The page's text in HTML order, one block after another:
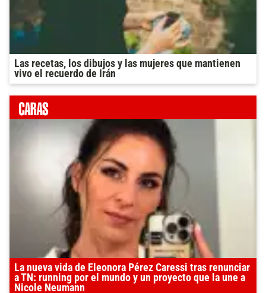
Las recetas, los dibujos y las mujeres que mantienen
vivo el recuerdo de Irán
La nueva vida de Eleonora Pérez Caressi tras renunciar
a TN: running por el mundo y un proyecto que la une a
Nicole Neumann